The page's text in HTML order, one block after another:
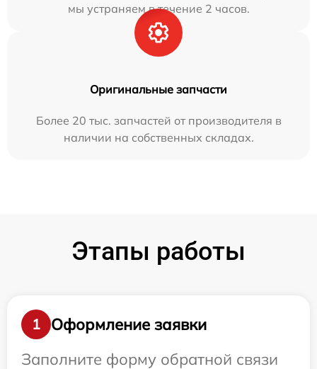
мы устраняем в течение 2 часов.
Оригинальные запчасти
Более 20 тыс. запчастей от производителя в
наличии на собственных складах.
Этапы работы
1
Оформление заявки
Заполните форму обратной связи